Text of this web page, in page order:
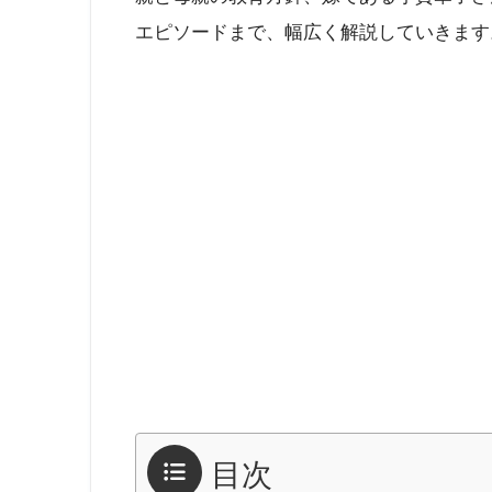
エピソードまで、幅広く解説していきま
目次